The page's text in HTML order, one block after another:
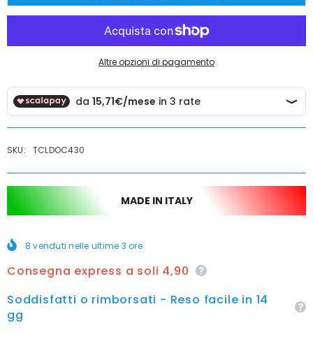
doccia
incasso
completo
doccia
incasso
deviatore
completo
modernoAltre opzioni di pagamento
SKU: TCLDOC430
MADE IN ITALY
8 venduti nelle ultime 3 ore
Consegna express a soli 4,90
Soddisfatti o rimborsati - Reso facile in 14
gg